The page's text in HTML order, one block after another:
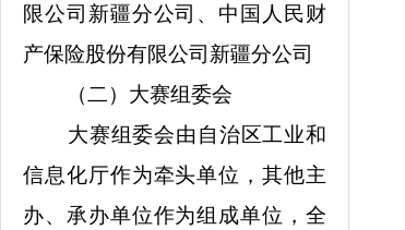
限公司新疆分公司、中国人民财
产保险股份有限公司新疆分公司
（二）大赛组委会
大赛组委会由自治区工业和
信息化厅作为牵头单位，其他主
办、承办单位作为组成单位，全